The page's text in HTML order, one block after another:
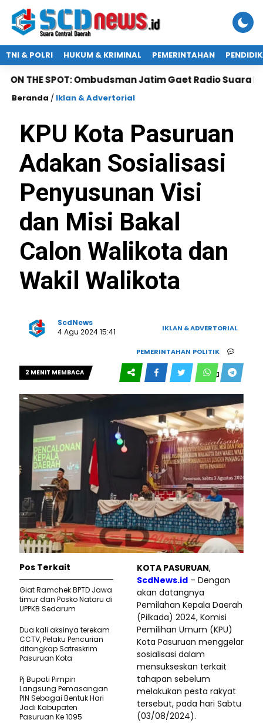
TNI & POLRI HUKUM & KRIMINAL PEMERINTAHAN
SPOT: Ombudsman Jatim Gaet Radio Suara Pasuruan
Beranda / Iklan & Advertorial
KPU Kota Pasuruan
Adakan Sosialisasi
Penyusunan Visi
dan Misi Bakal
Calon Walikota dan
Wakil Walikota
ScdNews
4 Agu 2024 15:41
IKLAN & ADVERTORIAL
PEMERINTAHAN POLITIK
0 522
2 MENIT MEMBACA
KOTA PASURUAN,
ScdNews.id – Dengan
akan datangnya
Pemilahan Kepala Daerah
(Pilkada) 2024, Komisi
Pemilihan Umum (KPU)
Kota Pasuruan menggelar
sosialisasi dalam
mensukseskan terkait
tahapan sebelum
melakukan pesta rakyat
tersebut, pada hari Sabtu
(03/08/2024).
Pos Terkait
Giat Ramchek BPTD Jawa
timur dan Posko Nataru di
UPPKB Sedarum
Dua kali aksinya terekam
CCTV, Pelaku Pencurian
ditangkap Satreskrim
Pasuruan Kota
Pj Bupati Pimpin
Langsung Pemasangan
PIN Sebagai Bentuk Hari
Jadi Kabupaten
Pasuruan Ke 1095